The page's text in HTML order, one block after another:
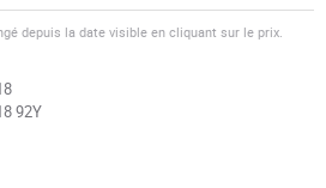
depuis la date visible en cliquant sur le prix.
92Y